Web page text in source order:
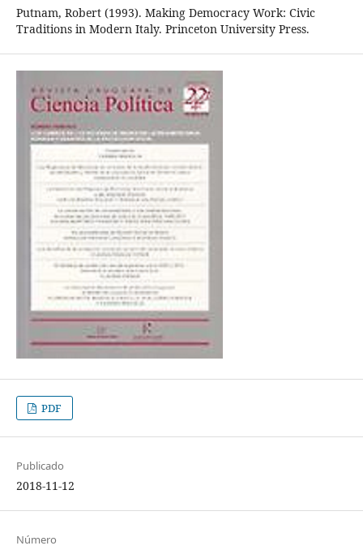
Putnam, Robert (1993). Making Democracy Work: Civic
Traditions in Modern Italy. Princeton University Press.
PDF
Publicado
2018-11-12
Número